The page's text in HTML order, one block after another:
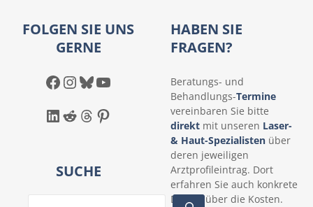
FOLGEN SIE UNS
GERNE
Facebook InstagramBluesky YouTube
LinkedIn Reddit Threads Pinterest
SUCHE
HABEN SIE
FRAGEN?
Beratungs- und
Behandlungs-Termine
vereinbaren Sie bitte
direkt mit unseren Laser-
& Haut-Spezialisten über
deren jeweiligen
Arztprofileintrag. Dort
erfahren Sie auch konkrete
Details über die Kosten.